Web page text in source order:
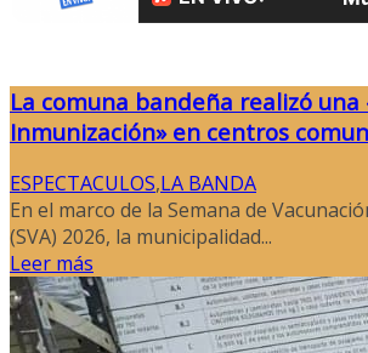
La comuna bandeña realizó una
Inmunización» en centros
ESPECTACULOS,LA BANDA
En el marco de la Semana de
(SVA) 2026, la municipalidad...
Leer más